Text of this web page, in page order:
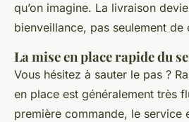
qu’on imagine. La livraison
bienveillance, pas seulement de
La mise en place rapide du
Vous hésitez à sauter le pas ?
en place est généralement très
première commande, le service